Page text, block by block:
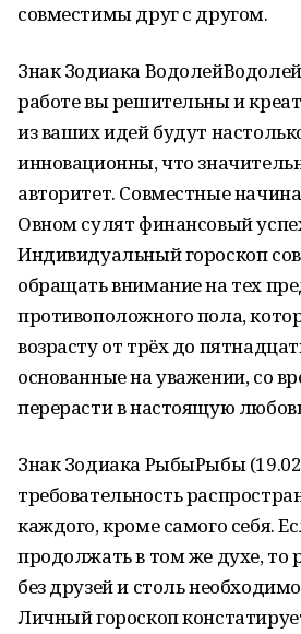
совместимы друг с другом.
Знак Зодиака ВодолейВодолей
работе вы решительны и
из ваших идей будут
инновационны, что
авторитет. Совместные
Овном сулят финансовый
Индивидуальный гороскоп
обращать внимание на тех
противоположного пола,
возрасту от трёх до
основанные на уважении, со
перерасти в настоящую
Знак Зодиака РыбыРыбы
требовательность
каждого, кроме самого себя.
продолжать в том же духе, то
без друзей и столь
Личный гороскоп